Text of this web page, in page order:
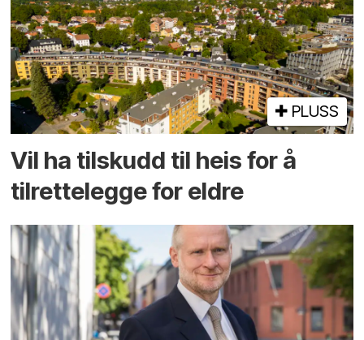
PLUSS
Vil ha tilskudd til heis for å
tilrettelegge for eldre